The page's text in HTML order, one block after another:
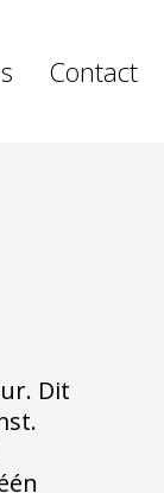
Contact
Dit